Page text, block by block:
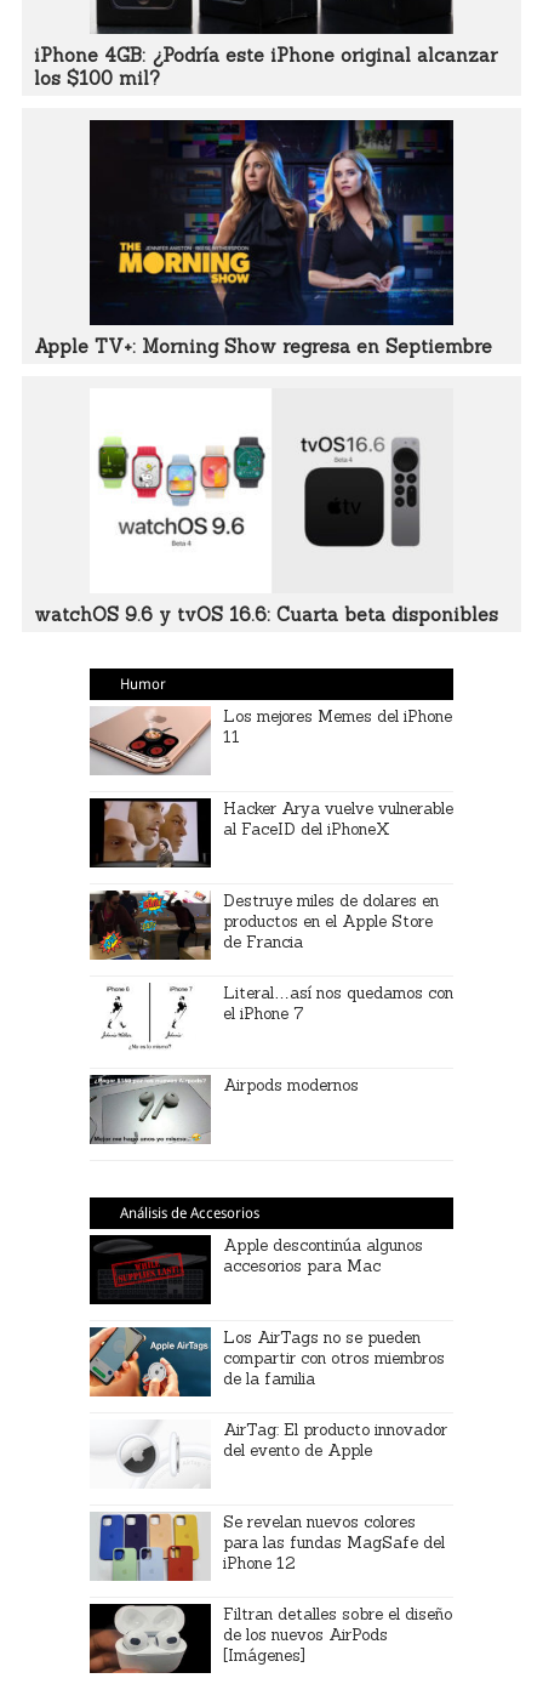
iPhone 4GB: ¿Podría este iPhone original alcanzar
los $100 mil?
Apple TV+: Morning Show regresa en Septiembre
watchOS 9.6 y tvOS 16.6: Cuarta beta disponibles
Humor
Los mejores Memes del iPhone
11
Hacker Arya vuelve vulnerable
al FaceID del iPhoneX
Destruye miles de dolares en
productos en el Apple Store
de Francia
Literal…así nos quedamos con
el iPhone 7
Airpods modernos
Análisis de Accesorios
Apple descontinúa algunos
accesorios para Mac
Los AirTags no se pueden
compartir con otros miembros
de la familia
AirTag: El producto innovador
del evento de Apple
Se revelan nuevos colores
para las fundas MagSafe del
iPhone 12
Filtran detalles sobre el diseño
de los nuevos AirPods
[Imágenes]